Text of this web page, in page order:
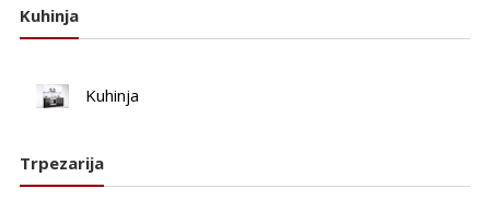
Kuhinja
Kuhinja
Trpezarija